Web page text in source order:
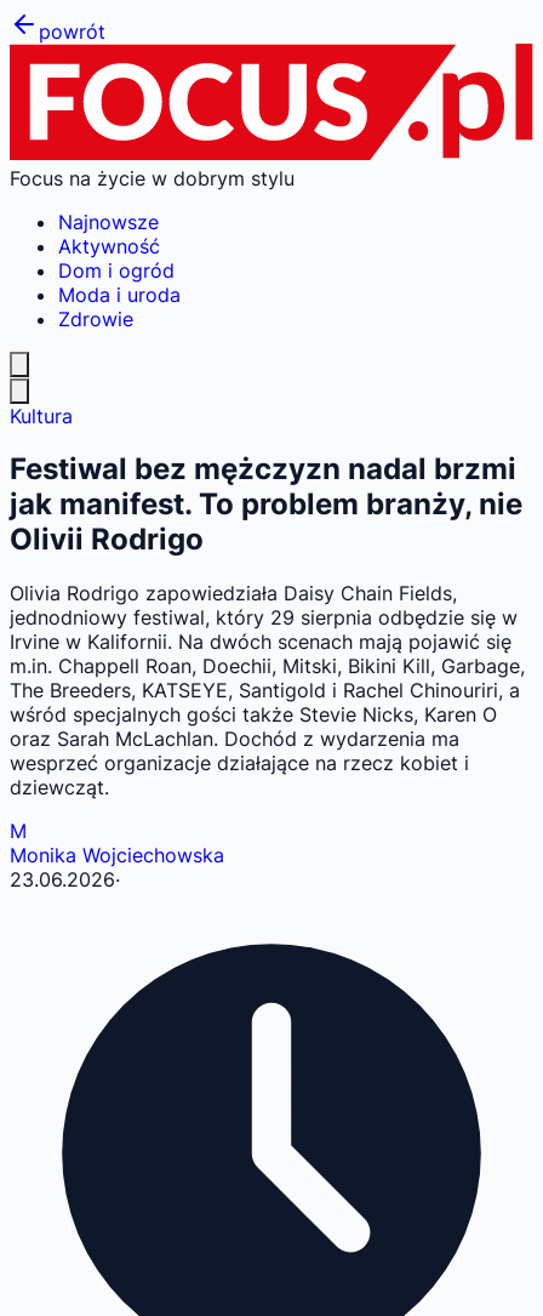
powrót
Focus na życie w dobrym stylu
Najnowsze
Aktywność
Dom i ogród
Moda i uroda
Zdrowie
Kultura
Festiwal bez mężczyzn nadal brzmi
jak manifest. To problem branży, nie
Olivii Rodrigo
Olivia Rodrigo zapowiedziała Daisy Chain Fields,
jednodniowy festiwal, który 29 sierpnia odbędzie się w
Irvine w Kalifornii. Na dwóch scenach mają pojawić się
m.in. Chappell Roan, Doechii, Mitski, Bikini Kill, Garbage,
The Breeders, KATSEYE, Santigold i Rachel Chinouriri, a
wśród specjalnych gości także Stevie Nicks, Karen O
oraz Sarah McLachlan. Dochód z wydarzenia ma
wesprzeć organizacje działające na rzecz kobiet i
dziewcząt.
M
Monika Wojciechowska
23.06.2026·